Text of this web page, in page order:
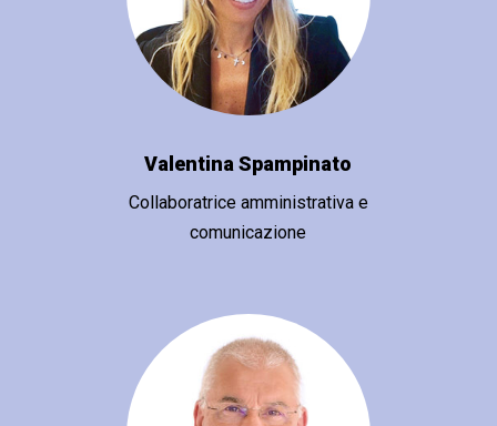
Valentina Spampinato
Collaboratrice amministrativa e
comunicazione